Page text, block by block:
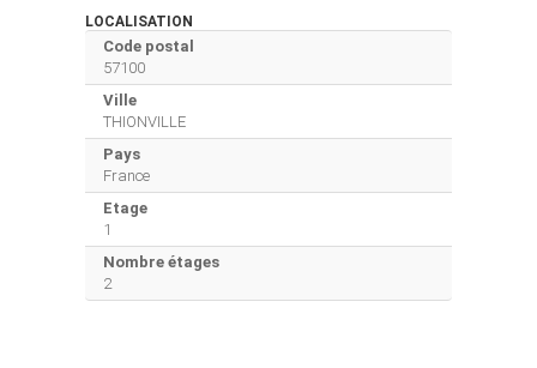
LOCALISATION
Code postal
57100
Ville
THIONVILLE
Pays
France
Etage
1
Nombre étages
2